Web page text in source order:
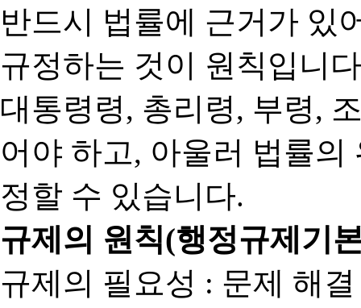
반드시 법률에 근거가 있
규정하는 것이 원칙입니
대통령령, 총리령, 부령,
어야 하고, 아울러 법률
정할 수 있습니다.
규제의 원칙(행정규제기
규제의 필요성 : 문제 해